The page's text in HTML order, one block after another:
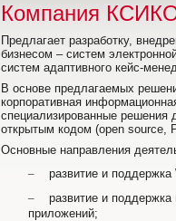
Компания
Предлагает разработку,
бизнесом – систем
систем адаптивного кейс-
В основе предлагаемых
корпоративная
специализированные решения
открытым кодом (open source,
Основные направления
–
развитие и
–
развитие и
приложений;